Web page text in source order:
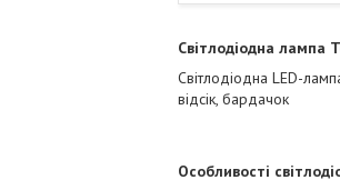
Світлодіодна лампа
Світлодіодна LED-
відсік, бардачок
Особливості